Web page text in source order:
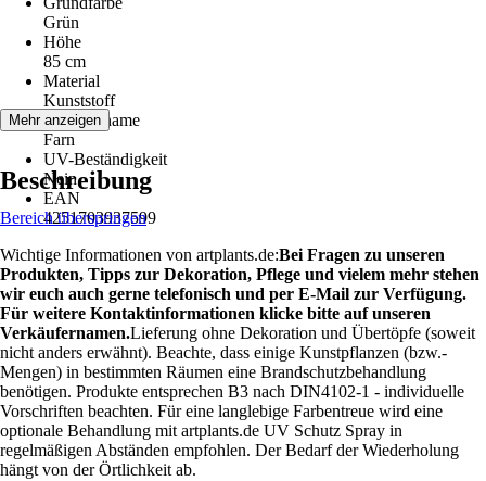
Grün
Höhe
85 cm
Material
Kunststoff
Pflanzenname
Farn
UV-Beständigkeit
Nein
EAN
4251703937599
Mehr anzeigen
Beschreibung
Bereich überspringen
Wichtige Informationen von artplants.de:Bei Fragen zu unseren
Produkten, Tipps zur Dekoration, Pflege und vielem mehr stehen
wir euch auch gerne telefonisch und per E-Mail zur Verfügung.
Für weitere Kontaktinformationen klicke bitte auf unseren
Verkäufernamen.Lieferung ohne Dekoration und Übertöpfe (soweit
nicht anders erwähnt). Beachte, dass einige Kunstpflanzen (bzw.-
Mengen) in bestimmten Räumen eine Brandschutzbehandlung
benötigen. Produkte entsprechen B3 nach DIN4102-1 - individuelle
Vorschriften beachten. Für eine langlebige Farbentreue wird eine
optionale Behandlung mit artplants.de UV Schutz Spray in
regelmäßigen Abständen empfohlen. Der Bedarf der Wiederholung
hängt von der Örtlichkeit ab.